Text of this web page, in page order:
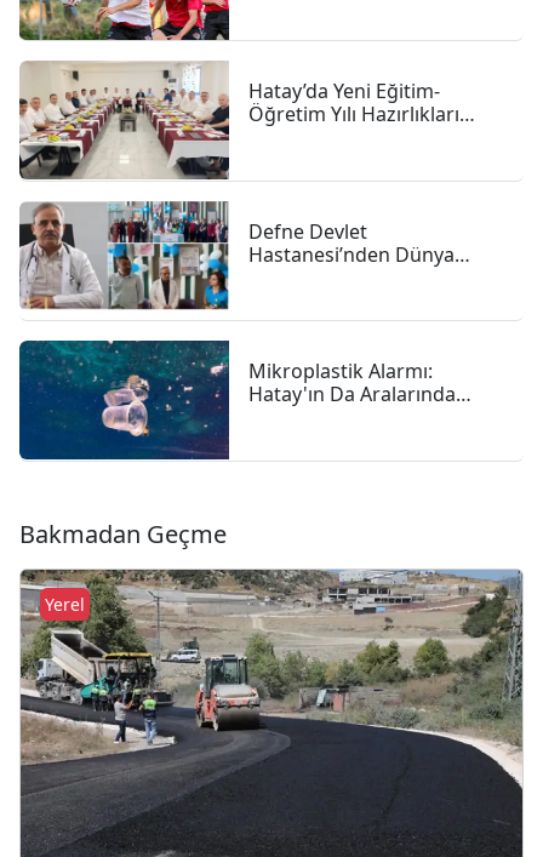
Hatay’da Yeni Eğitim-
Öğretim Yılı Hazırlıkları
Defne Devlet
Hastanesi’nden Dünya
En Güçlü Başlangıç"
Mikroplastik Alarmı:
Hatay'ın Da Aralarında
Bakmadan Geçme
Yerel